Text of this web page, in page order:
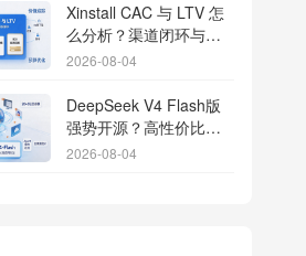
Xinstall CAC 与 LTV 怎
么分析？渠道闭环与投
放回报解析
2026-08-04
DeepSeek V4 Flash版
强势开源？高性价比基
座模型重塑长尾应用全
2026-08-04